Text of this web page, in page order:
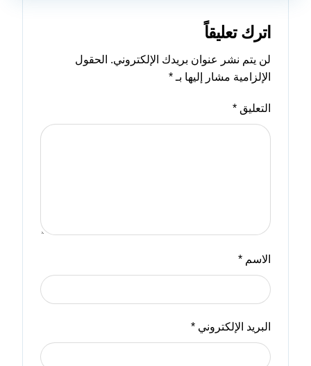
اترك تعليقاً
لن يتم نشر عنوان بريدك الإلكتروني. الحقول
الإلزامية مشار إليها بـ*
التعليق*
الاسم*
البريد الإلكتروني*